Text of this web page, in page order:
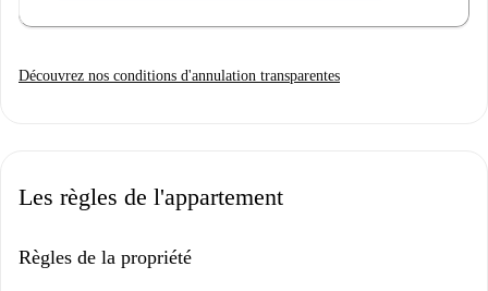
Découvrez nos conditions d'annulation transparentes
Les règles de l'appartement
Règles de la propriété